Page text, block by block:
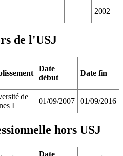
2002
de l'USJ
Date
début
Date fin
de
I
01/09/2007 01/09/2016
hors USJ
Date